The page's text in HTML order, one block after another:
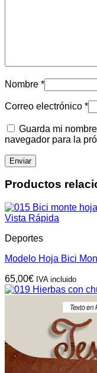
Nombre *
Correo electrónico *
Guarda mi
navegador para la
Productos
Vista Rápida
Deportes
Modelo Hoja Bici
65,00€ IVA incluido